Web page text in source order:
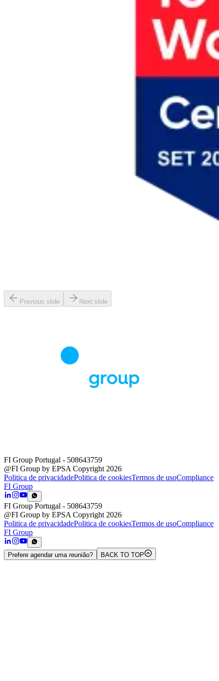
Previous slide Next slide
FI Group Portugal - 508643759
@FI Group by EPSA Copyright 2026
Politica de privacidadePolitica de cookiesTermos de usoCompliance
FI Group
FI Group Portugal - 508643759
@FI Group by EPSA Copyright 2026
Politica de privacidadePolitica de cookiesTermos de usoCompliance
FI Group
Prefere agendar uma reunião? BACK TO TOP